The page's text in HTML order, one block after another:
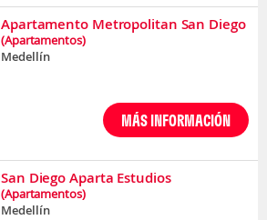
Apartamento Metropolitan San Diego
(Apartamentos)
Medellín
MÁS INFORMACIÓN
San Diego Aparta Estudios
(Apartamentos)
Medellín